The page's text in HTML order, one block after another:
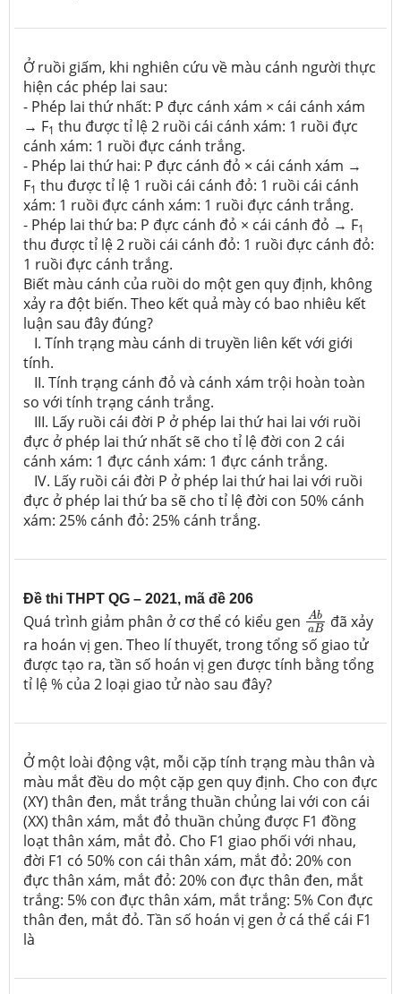
Ở ruồi giấm, khi nghiên cứu về màu cánh người thực
hiện các phép lai sau:
- Phép lai thứ nhất: P đực cánh xám × cái cánh xám
→ F1 thu được tỉ lệ 2 ruồi cái cánh xám: 1 ruồi đực
cánh xám: 1 ruồi đực cánh trắng.
- Phép lai thứ hai: P đực cánh đỏ × cái cánh xám →
F1 thu được tỉ lệ 1 ruồi cái cánh đỏ: 1 ruồi cái cánh
xám: 1 ruồi đực cánh xám: 1 ruồi đực cánh trắng.
- Phép lai thứ ba: P đực cánh đỏ × cái cánh đỏ → F1
thu được tỉ lệ 2 ruồi cái cánh đỏ: 1 ruồi đực cánh đỏ:
1 ruồi đực cánh trắng.
Biết màu cánh của ruồi do một gen quy định, không
xảy ra đột biến. Theo kết quả mày có bao nhiêu kết
luận sau đây đúng?
I. Tính trạng màu cánh di truyền liên kết với giới
tính.
II. Tính trạng cánh đỏ và cánh xám trội hoàn toàn
so với tính trạng cánh trắng.
III. Lấy ruồi cái đời P ở phép lai thứ hai lai với ruồi
đực ở phép lai thứ nhất sẽ cho tỉ lệ đời con 2 cái
cánh xám: 1 đực cánh xám: 1 đực cánh trắng.
IV. Lấy ruồi cái đời P ở phép lai thứ hai lai với ruồi
đực ở phép lai thứ ba sẽ cho tỉ lệ đời con 50% cánh
xám: 25% cánh đỏ: 25% cánh trắng.
Đề thi THPT QG – 2021, mã đề 206
Quá trình giảm phân ở cơ thể có kiểu gen Ab
aB
Ab B
đã xảy
ra hoán vị gen. Theo lí thuyết, trong tổng số giao tử
được tạo ra, tần số hoán vị gen được tính bằng tổng
tỉ lệ % của 2 loại giao tử nào sau đây?
Ở một loài động vật, mỗi cặp tính trạng màu thân và
màu mắt đều do một cặp gen quy định. Cho con đực
(XY) thân đen, mắt trắng thuần chủng lai với con cái
(XX) thân xám, mắt đỏ thuần chủng được F1 đồng
loạt thân xám, mắt đỏ. Cho F1 giao phối với nhau,
đời F1 có 50% con cái thân xám, mắt đỏ: 20% con
đực thân xám, mắt đỏ: 20% con đực thân đen, mắt
trắng: 5% con đực thân xám, mắt trắng: 5% Con đực
thân đen, mắt đỏ. Tần số hoán vị gen ở cá thể cái F1
là